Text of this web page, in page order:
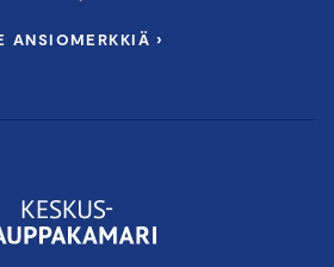
ANSIOMERKKIÄ ›